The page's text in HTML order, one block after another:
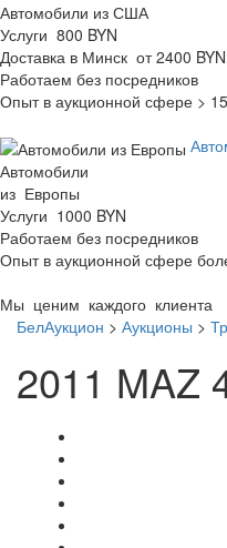
Автомобили из США
Услуги 800 BYN
Доставка в Минск от 2400 BYN
Работаем без посредников
Опыт в аукционной сфере >
Автомобили
из Европы
Услуги 1000 BYN
Работаем без посредников
Опыт в аукционной сфере
Мы ценим каждого клиента
БелАукцион > Аукционы >
2011 MAZ